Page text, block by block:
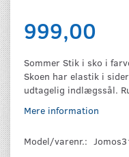
999,00
Sommer Stik i sko i
Skoen har elastik i
udtagelig indlægssål.
Mere information
Model/varenr.: